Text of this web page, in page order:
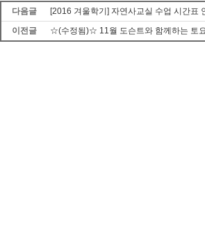
다음글
[2016 겨울학기] 자연사교실 수업 시간표
이전글
☆(수정됨)☆ 11월 도슨트와 함께하는 토